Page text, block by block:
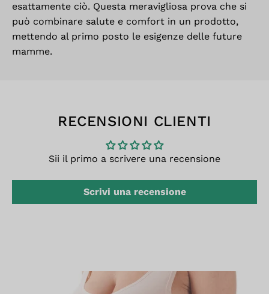
esattamente ciò. Questa meravigliosa prova che si
può combinare salute e comfort in un prodotto,
mettendo al primo posto le esigenze delle future
mamme.
RECENSIONI CLIENTI
Sii il primo a scrivere una recensione
Scrivi una recensione